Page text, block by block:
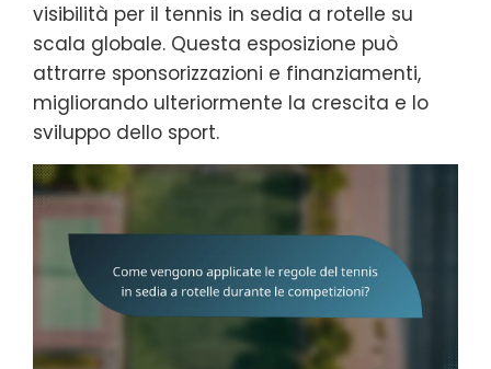
visibilità per il tennis in sedia a rotelle su
scala globale. Questa esposizione può
attrarre sponsorizzazioni e finanziamenti,
migliorando ulteriormente la crescita e lo
sviluppo dello sport.